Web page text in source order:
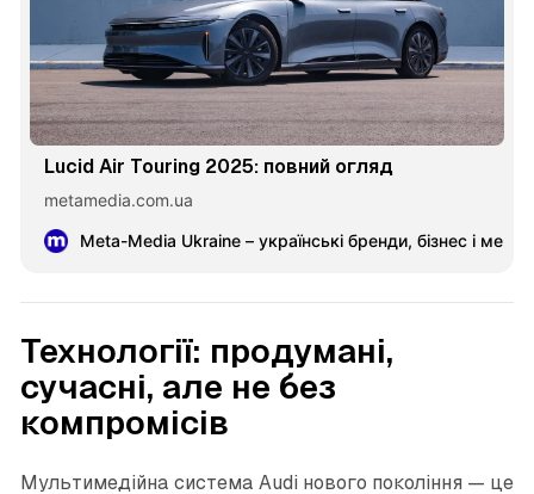
Lucid Air Touring 2025: повний огляд
metamedia.com.ua
Meta-Media Ukraine – українські бренди, бізнес і
Технології: продумані,
сучасні, але не без
компромісів
Мультимедійна система Audi нового покоління — це